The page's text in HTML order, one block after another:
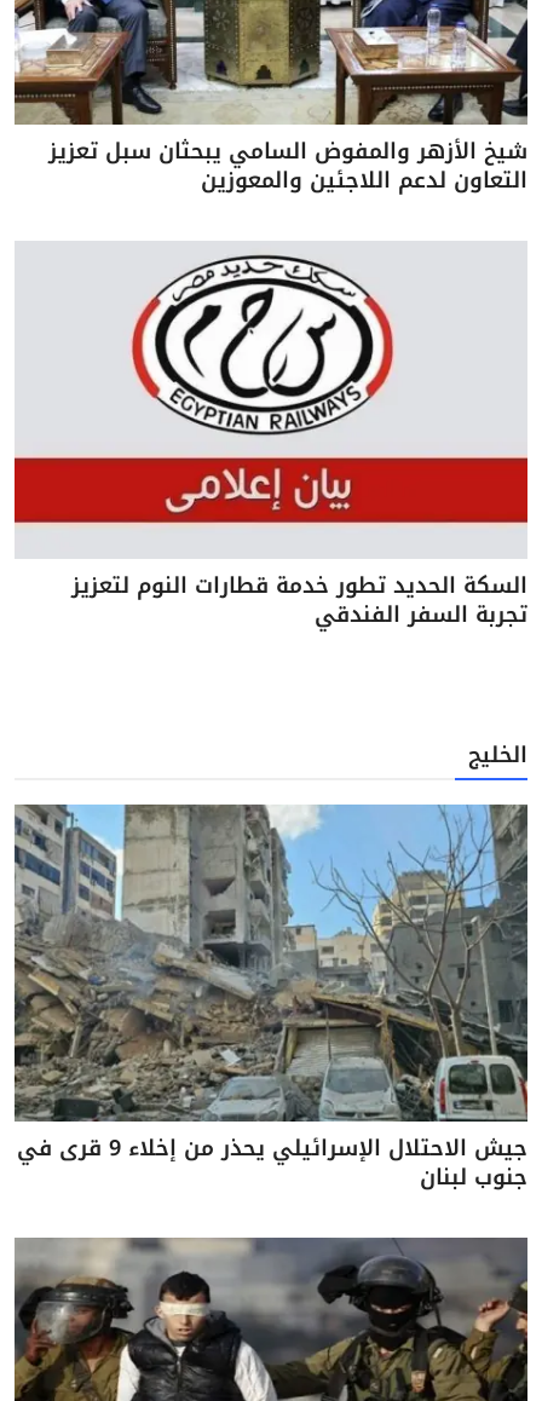
شيخ الأزهر والمفوض السامي يبحثان سبل تعزيز
التعاون لدعم اللاجئين والمعوزين
السكة الحديد تطور خدمة قطارات النوم لتعزيز
تجربة السفر الفندقي
الخليج
جيش الاحتلال الإسرائيلي يحذر من إخلاء 9 قرى في
جنوب لبنان